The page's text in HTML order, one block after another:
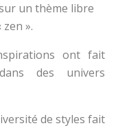
un thème libre
».
ont fait
des univers
de styles fait